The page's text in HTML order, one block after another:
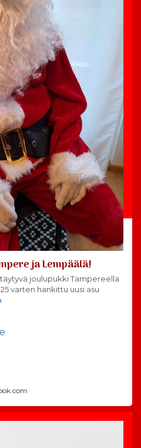
ja Lempäälä!
joulupukki Tampereella
varten hankittu uusi asu